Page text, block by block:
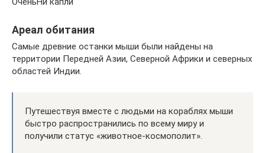
Ареал обитания
Самые древние останки мыши были найдены на
территории Передней Азии, Северной Африки и северных
областей Индии.
Путешествуя вместе с людьми на кораблях мыши
быстро распространились по всему миру и
получили статус «животное-космополит».